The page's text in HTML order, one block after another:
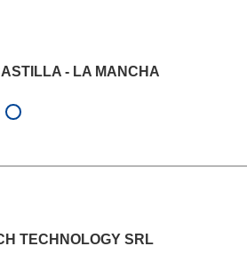
- LA MANCHA
TECHNOLOGY SRL